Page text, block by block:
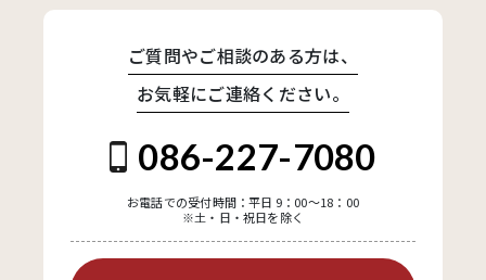
ご質問やご相談のある方は、
お気軽にご連絡ください。
086-227-7080
お電話での受付時間：平日 9：00～18：00
※土・日・祝日を除く